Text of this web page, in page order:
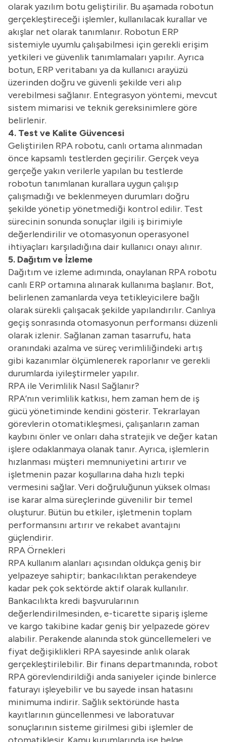
olarak yazılım botu geliştirilir. Bu aşamada robotun
gerçekleştireceği işlemler, kullanılacak kurallar ve
akışlar net olarak tanımlanır. Robotun ERP
sistemiyle uyumlu çalışabilmesi için gerekli erişim
yetkileri ve güvenlik tanımlamaları yapılır. Ayrıca
botun, ERP veritabanı ya da kullanıcı arayüzü
üzerinden doğru ve güvenli şekilde veri alıp
verebilmesi sağlanır. Entegrasyon yöntemi, mevcut
sistem mimarisi ve teknik gereksinimlere göre
belirlenir.
4. Test ve Kalite Güvencesi
Geliştirilen RPA robotu, canlı ortama alınmadan
önce kapsamlı testlerden geçirilir. Gerçek veya
gerçeğe yakın verilerle yapılan bu testlerde
robotun tanımlanan kurallara uygun çalışıp
çalışmadığı ve beklenmeyen durumları doğru
şekilde yönetip yönetmediği kontrol edilir. Test
sürecinin sonunda sonuçlar ilgili iş birimiyle
değerlendirilir ve otomasyonun operasyonel
ihtiyaçları karşıladığına dair kullanıcı onayı alınır.
5. Dağıtım ve İzleme
Dağıtım ve izleme adımında, onaylanan RPA robotu
canlı ERP ortamına alınarak kullanıma başlanır. Bot,
belirlenen zamanlarda veya tetikleyicilere bağlı
olarak sürekli çalışacak şekilde yapılandırılır. Canlıya
geçiş sonrasında otomasyonun performansı düzenli
olarak izlenir. Sağlanan zaman tasarrufu, hata
oranındaki azalma ve süreç verimliliğindeki artış
gibi kazanımlar ölçümlenerek raporlanır ve gerekli
durumlarda iyileştirmeler yapılır.
RPA ile Verimlilik Nasıl Sağlanır?
RPA’nın verimlilik katkısı, hem zaman hem de iş
gücü yönetiminde kendini gösterir. Tekrarlayan
görevlerin otomatikleşmesi, çalışanların zaman
kaybını önler ve onları daha stratejik ve değer katan
işlere odaklanmaya olanak tanır. Ayrıca, işlemlerin
hızlanması müşteri memnuniyetini artırır ve
işletmenin pazar koşullarına daha hızlı tepki
vermesini sağlar. Veri doğruluğunun yüksek olması
ise karar alma süreçlerinde güvenilir bir temel
oluşturur. Bütün bu etkiler, işletmenin toplam
performansını artırır ve rekabet avantajını
güçlendirir.
RPA Örnekleri
RPA kullanım alanları açısından oldukça geniş bir
yelpazeye sahiptir; bankacılıktan perakendeye
kadar pek çok sektörde aktif olarak kullanılır.
Bankacılıkta kredi başvurularının
değerlendirilmesinden, e-ticarette sipariş işleme
ve kargo takibine kadar geniş bir yelpazede görev
alabilir. Perakende alanında stok güncellemeleri ve
fiyat değişiklikleri RPA sayesinde anlık olarak
gerçekleştirilebilir. Bir finans departmanında, robot
RPA görevlendirildiği anda saniyeler içinde binlerce
faturayı işleyebilir ve bu sayede insan hatasını
minimuma indirir. Sağlık sektöründe hasta
kayıtlarının güncellenmesi ve laboratuvar
sonuçlarının sisteme girilmesi gibi işlemler de
otomatikleşir. Kamu kurumlarında ise belge